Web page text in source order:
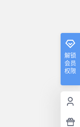
解锁
会员
权限